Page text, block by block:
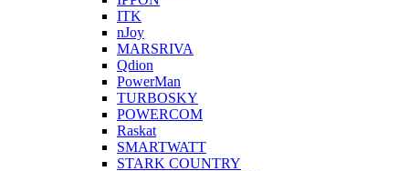
ITK
nJoy
MARSRIVA
Qdion
PowerMan
TURBOSKY
POWERCOM
Raskat
SMARTWATT
STARK COUNTRY